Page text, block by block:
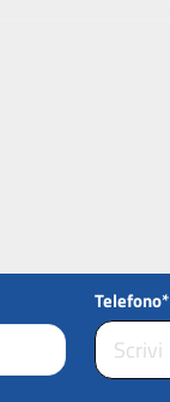
Telefono*